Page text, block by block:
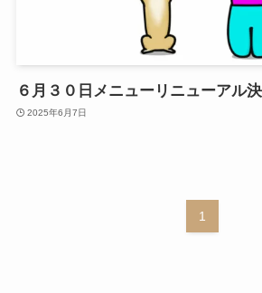
６月３０日メニューリニューアル
2025年6月7日
1